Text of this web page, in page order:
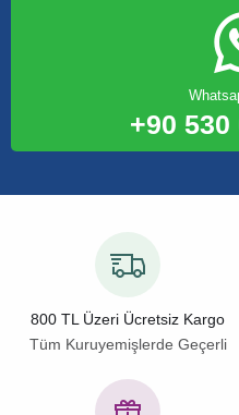
+90 530
800 TL Üzeri Ücretsiz Kargo
Tüm Kuruyemişlerde Geçerli